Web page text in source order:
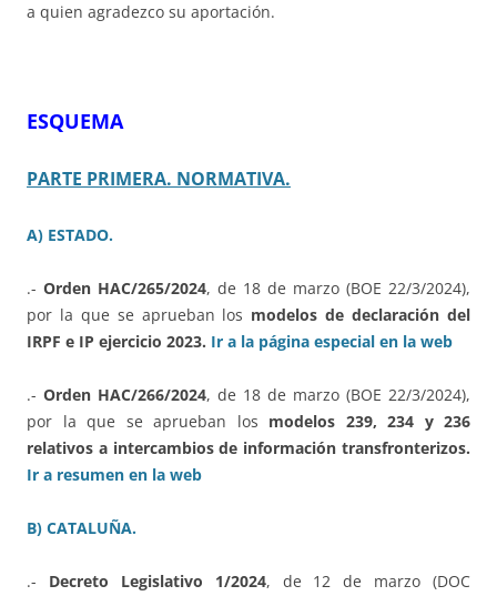
a quien agradezco su aportación.
ESQUEMA
PARTE PRIMERA. NORMATIVA.
A) ESTADO.
.- Orden HAC/265/2024, de 18 de marzo (BOE 22/3/2024),
por la que se aprueban los modelos de declaración del
IRPF e IP ejercicio 2023. Ir a la página especial en la web
.- Orden HAC/266/2024, de 18 de marzo (BOE 22/3/2024),
por la que se aprueban los modelos 239, 234 y 236
relativos a intercambios de información transfronterizos.
Ir a resumen en la web
B) CATALUÑA.
.- Decreto Legislativo 1/2024, de 12 de marzo (DOC